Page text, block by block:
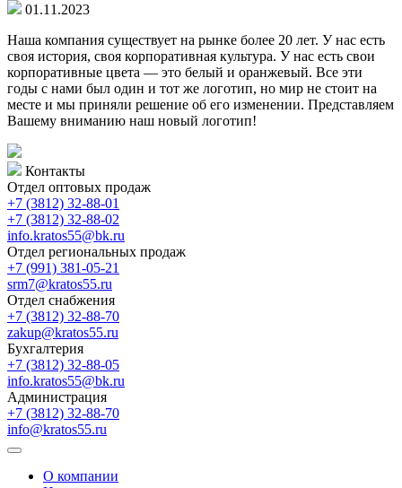
01.11.2023
Наша компания существует на рынке более 20 лет. У нас есть
своя история, своя корпоративная культура. У нас есть свои
корпоративные цвета — это белый и оранжевый. Все эти
годы с нами был один и тот же логотип, но мир не стоит на
месте и мы приняли решение об его изменении. Представляем
Вашему вниманию наш новый логотип!
Контакты
Отдел оптовых продаж
+7 (3812) 32-88-01
+7 (3812) 32-88-02
info.kratos55@bk.ru
Отдел региональных продаж
+7 (991) 381-05-21
srm7@kratos55.ru
Отдел снабжения
+7 (3812) 32-88-70
zakup@kratos55.ru
Бухгалтерия
+7 (3812) 32-88-05
info.kratos55@bk.ru
Администрация
+7 (3812) 32-88-70
info@kratos55.ru
О компании